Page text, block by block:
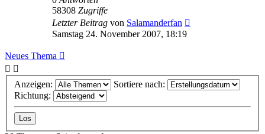
58308 Zugriffe
Letzter Beitrag von Salamanderfan
Samstag 24. November 2007, 18:19
Neues Thema
Anzeigen:
Sortiere nach:
Richtung: